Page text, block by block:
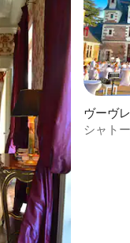
ヴーヴ
シャト